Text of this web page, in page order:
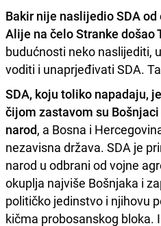
Bakir nije naslijedio SDA
Alije na čelo Stranke došao
budućnosti neko naslijediti,
voditi i unaprjeđivati SDA.
SDA, koju toliko napadaju,
čijom zastavom su
narod, a Bosna i
nezavisna država. SDA je
narod u odbrani od vojne
okuplja najviše Bošnjaka i
političko jedinstvo i njihovu
kičma probosanskog bloka.